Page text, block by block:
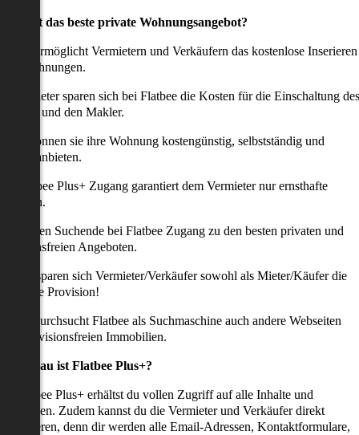
willst das beste private Wohnungsangebot?
ermöglicht Vermietern und Verkäufern das kostenlose Inserieren
Wohnungen.
Anbieter sparen sich bei Flatbee die Kosten für die Einschaltung des
und den Makler.
können sie ihre Wohnung kostengünstig, selbstständig und
anbieten.
Flatbee Plus+ Zugang garantiert dem Vermieter nur ernsthafte
erhalten Suchende bei Flatbee Zugang zu den besten privaten und
Angeboten.
uns sparen sich Vermieter/Verkäufer sowohl als Mieter/Käufer die
Provision!
durchsucht Flatbee als Suchmaschine auch andere Webseiten
provisionsfreien Immobilien.
genau ist Flatbee Plus+?
Flatbee Plus+ erhältst du vollen Zugriff auf alle Inhalte und
Zudem kannst du die Vermieter und Verkäufer direkt
denn dir werden alle Email-Adressen, Kontaktformulare,